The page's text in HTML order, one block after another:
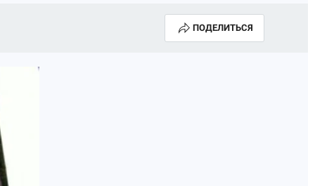
ПОДЕЛИТЬСЯ